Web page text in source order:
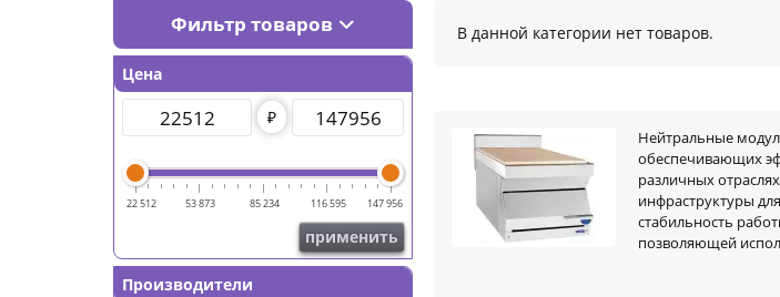
Фильтр товаров
Цена
₽
22 512 53 873 85 234 116 595 147 956
применить
Производители
В данной категории нет товаров.
Нейтральные
обеспечивающих
различных
инфраструктуры
стабильность
позволяющей
Ключевые характеристики нейтральных